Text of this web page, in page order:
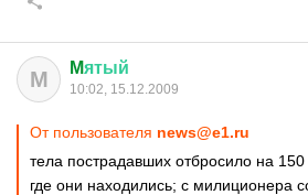
M Mятый
10:02, 15.12.2009
От пользователя news@e1.ru
тела пострадавших отбросило на 150
где они находились; с милиционера